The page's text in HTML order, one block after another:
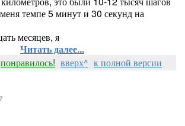
темпе 5 минут и 30 секунд на
месяцев, я
Читать далее...
понравилось! вверх^ к полной версии